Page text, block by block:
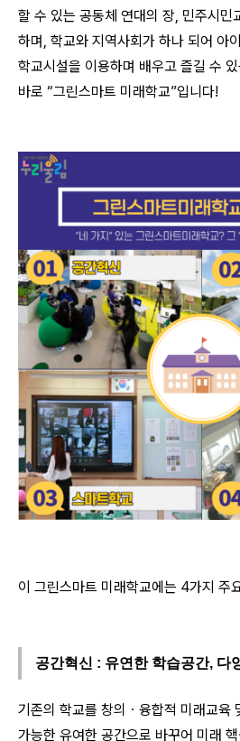
할 수 있는 공동체 연대의 장, 민주시민
하며, 학교와 지역사회가 하나 되어 아
학교시설을 이용하며 배우고 즐길 수
바로 “그린스마트 미래학교”입니다!
이 그린스마트 미래학교에는 4가지 주
공간혁신 : 유연한 학습공간, 다
기존의 학교를 창의ㆍ융합적 미래교육
가능한 유여한 공간으로 바꾸어 미래